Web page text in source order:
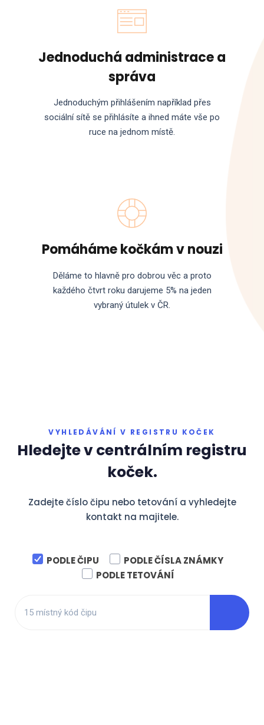
Jednoduchá administrace a
správa
Jednoduchým přihlášením například přes
sociální sítě se přihlásíte a ihned máte vše po
ruce na jednom místě.
Pomáháme kočkám v nouzi
Děláme to hlavně pro dobrou věc a proto
každého čtvrt roku darujeme 5% na jeden
vybraný útulek v ČR.
VYHLEDÁVÁNÍ V REGISTRU KOČEK
Hledejte v centrálním registru
koček.
Zadejte číslo čipu nebo tetování a vyhledejte
kontakt na majitele.
PODLE ČIPU
PODLE ČÍSLA ZNÁMKY
PODLE TETOVÁNÍ